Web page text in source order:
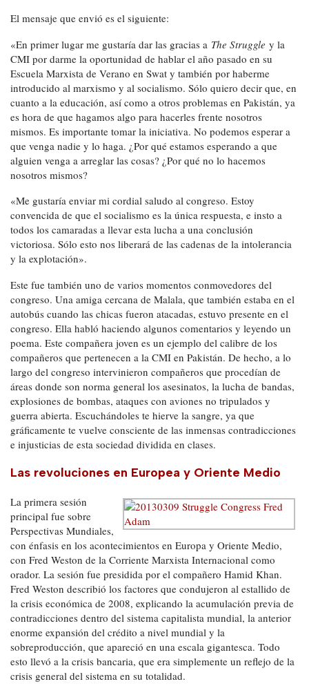
El mensaje que envió es el siguiente:
«En primer lugar me gustaría dar las gracias a The Struggle y la
CMI por darme la oportunidad de hablar el año pasado en su
Escuela Marxista de Verano en Swat y también por haberme
introducido al marxismo y al socialismo. Sólo quiero decir que, en
cuanto a la educación, así como a otros problemas en Pakistán, ya
es hora de que hagamos algo para hacerles frente nosotros
mismos. Es importante tomar la iniciativa. No podemos esperar a
que venga nadie y lo haga. ¿Por qué estamos esperando a que
alguien venga a arreglar las cosas? ¿Por qué no lo hacemos
nosotros mismos?
«Me gustaría enviar mi cordial saludo al congreso. Estoy
convencida de que el socialismo es la única respuesta, e insto a
todos los camaradas a llevar esta lucha a una conclusión
victoriosa. Sólo esto nos liberará de las cadenas de la intolerancia
y la explotación».
Este fue también uno de varios momentos conmovedores del
congreso. Una amiga cercana de Malala, que también estaba en el
autobús cuando las chicas fueron atacadas, estuvo presente en el
congreso. Ella habló haciendo algunos comentarios y leyendo un
poema. Este compañera joven es un ejemplo del calibre de los
compañeros que pertenecen a la CMI en Pakistán. De hecho, a lo
largo del congreso intervinieron compañeros que procedían de
áreas donde son norma general los asesinatos, la lucha de bandas,
explosiones de bombas, ataques con aviones no tripulados y
guerra abierta. Escuchándoles te hierve la sangre, ya que
gráficamente te vuelve consciente de las inmensas contradicciones
e injusticias de esta sociedad dividida en clases.
Las revoluciones en Europea y Oriente Medio
La primera sesión
principal fue sobre
Perspectivas Mundiales,
con énfasis en los acontecimientos en Europa y Oriente Medio,
con Fred Weston de la Corriente Marxista Internacional como
orador. La sesión fue presidida por el compañero Hamid Khan.
Fred Weston describió los factores que condujeron al estallido de
la crisis económica de 2008, explicando la acumulación previa de
contradicciones dentro del sistema capitalista mundial, la anterior
enorme expansión del crédito a nivel mundial y la
sobreproducción, que apareció en una escala gigantesca. Todo
esto llevó a la crisis bancaria, que era simplemente un reflejo de la
crisis general del sistema en su totalidad.